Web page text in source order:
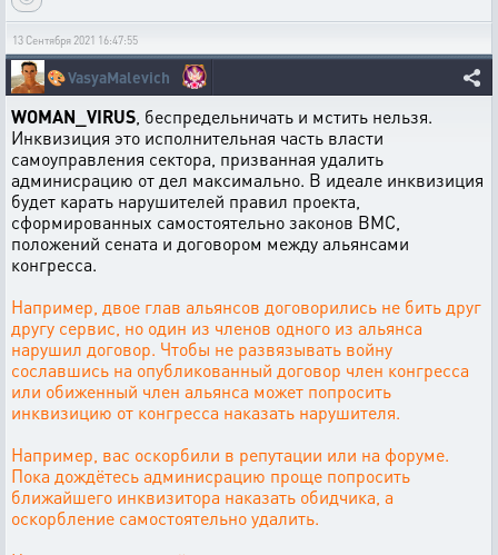
13 Сентября 2021 16:47:55
🎨VasyaMalevich
WOMAN_VIRUS , беспредельничать и мстить нельзя.
Инквизиция это исполнительная часть власти
самоуправления сектора, призванная удалить
админисрацию от дел максимально. В идеале инквизиция
будет карать нарушителей правил проекта,
сформированных самостоятельно законов ВМС,
положений сената и договором между альянсами
конгресса.
Например, двое глав альянсов договорились не бить друг
другу сервис, но один из членов одного из альянса
нарушил договор. Чтобы не развязывать войну
сославшись на опубликованный договор член конгресса
или обиженный член альянса может попросить
инквизицию от конгресса наказать нарушителя.
Например, вас оскорбили в репутации или на форуме.
Пока дождётесь админисрацию проще попросить
ближайшего инквизитора наказать обидчика, а
оскорбление самостоятельно удалить.